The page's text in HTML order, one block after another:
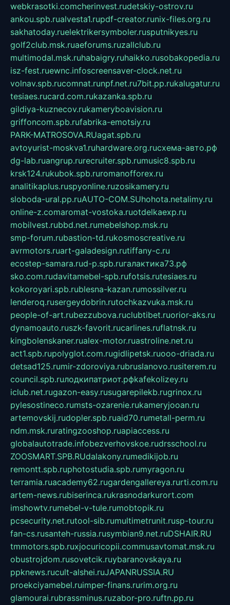
webkrasotki.comcherinvest.rudetskiy-ostrov.ru
ankou.spb.rualvesta1.rupdf-creator.runix-files.org.ru
sakhatoday.ruelektrikersymboler.rusputnikyes.ru
golf2club.msk.ruaeforums.ruzallclub.ru
multimodal.msk.ruhabaigry.ruhaikko.rusobakopedia.ru
isz-fest.ruewnc.infoscreensaver-clock.net.ru
volnav.spb.rucomnat.runpf.net.ru7bit.pp.rukalugatur.ru
tesiaes.rucard.com.rukazanka.spb.ru
gildiya-kuznecov.rukameryboavision.ru
griffoncom.spb.rufabrika-emotsiy.ru
PARK-MATROSOVA.RUagat.spb.ru
avtoyurist-moskva1.ruhardware.org.ruсхема-авто.рф
dg-lab.ruangrup.rurecruiter.spb.rumusic8.spb.ru
krsk124.rukubok.spb.ruromanofforex.ru
analitikaplus.ruspyonline.ruzosikamery.ru
sloboda-ural.pp.ruAUTO-COM.SUhohota.netalimy.ru
online-z.comaromat-vostoka.ruotdelkaexp.ru
mobilvest.rubbd.net.rumebelshop.msk.ru
smp-forum.rubastion-td.rukosmoscreative.ru
avrmotors.ruart-galadesign.rutiffany-c.ru
ecostep-samara.rud-p.spb.ruгалактика73.рф
sko.com.rudavitamebel-spb.rufotsis.rutesiaes.ru
kokoroyari.spb.rublesna-kazan.rumossilver.ru
lenderoq.rusergeydobrin.rutochkazvuka.msk.ru
people-of-art.rubezzubova.ruclubtibet.ruorior-aks.ru
dynamoauto.ruszk-favorit.rucarlines.ruflatnsk.ru
kingbolenskaner.rualex-motor.ruastroline.net.ru
act1.spb.rupolyglot.com.rugidlipetsk.ruooo-driada.ru
detsad125.rumir-zdoroviya.rubruslanovo.rusiterem.ru
council.spb.ruлодкипатриот.рфkafekolizey.ru
iclub.net.rugazon-easy.rusugarepilekb.rugrinox.ru
pylesostineco.rumsts-ozarenie.rukameryjooan.ru
artemovskij.rudopler.spb.ruaid70.rumetall-perm.ru
ndm.msk.ruratingzooshop.ruapiaccess.ru
globalautotrade.infobezverhovskoe.rudrsschool.ru
ZOOSMART.SPB.RUdalakony.rumedikijob.ru
remontt.spb.ruphotostudia.spb.rumyragon.ru
terramia.ruacademy62.rugardengallereya.rurti.com.ru
artem-news.rubiserinca.rukrasnodarkurort.com
imshowtv.rumebel-v-tule.rumobtopik.ru
pcsecurity.net.rutool-sib.rumultimetrunit.rusp-tour.ru
fan-cs.rusanteh-russia.rusymbian9.net.ruDSHAIR.RU
tmmotors.spb.ruxjocuricopii.commusavtomat.msk.ru
obustrojdom.rusovetcik.ruybaranovskaya.ru
ppknews.rucult-alshei.ruJAPANRUSSIA.RU
proekciyamebel.ruimper-finans.rurim.org.ru
glamourai.rubrassminus.ruzabor-pro.ruftn.pp.ru